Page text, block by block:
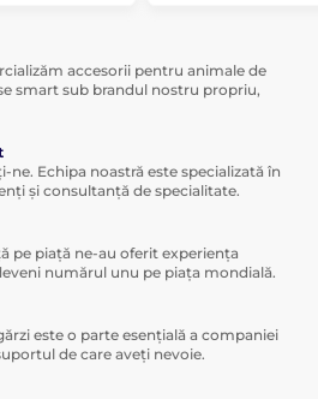
confecționată dintr-un
rezistent, ajustabilă între
și dimensiuni
are dimensiuni de 6,2 x 13,2
are dimensiuni de 6,8
75 g.
accesorii pentru animale de
smart sub brandul nostru propriu,
ne. Echipa noastră este specializată în
și consultanță de specialitate.
pe piață ne-au oferit experiența
numărul unu pe piața mondială.
este o parte esențială a companiei
de care aveți nevoie.